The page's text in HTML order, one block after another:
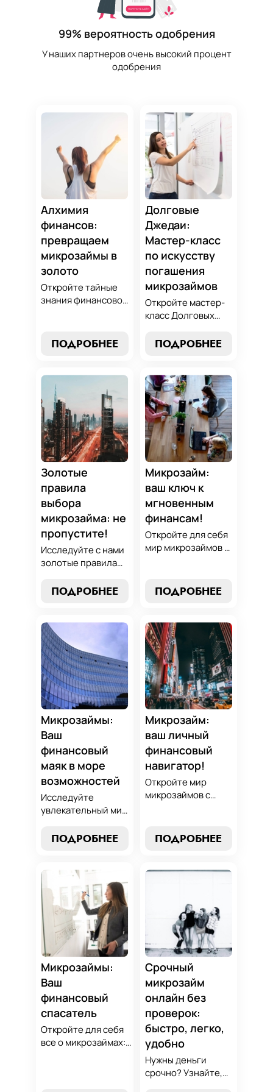
99% вероятность одобрения
У наших партнеров очень высокий процент
одобрения
Алхимия
финансов:
превращаем
микрозаймы в
золото
Откройте тайные
знания финансовой
превращать
обязательства по
золотые
возможности.
Погрузитесь в мир
умного управления
долгами с нашим
практическим
руководством.
ПОДРОБНЕЕ
Долговые
Джедаи:
Мастер-класс
по искусству
погашения
микрозаймов
Откройте мастер-
класс Долговых
погашению
финансового
равновесия.
Узнайте, как
управлять долгами
и достичь
финансовой
гармонии, следуя
нашим
проверенным
стратегиям.
ПОДРОБНЕЕ
Золотые
правила
выбора
микрозайма: не
пропустите!
Исследуйте с нами
золотые правила
и узнайте, как
вариант,
разработать
стратегию
погашения и
обеспечить свою
финансовую
безопасность. Ваш
компас в мире
микрокредитов!
ПОДРОБНЕЕ
Микрозайм:
ваш ключ к
мгновенным
финансам!
Откройте для себя
мир микрозаймов с
выбрать лучший
микрозайм,
стратегии
погашения и
обеспечить себе
финансовую
стабильность. Ваш
ключ к умным
финансам здесь!
ПОДРОБНЕЕ
Микрозаймы:
Ваш
финансовый
маяк в море
возможностей
Исследуйте
увлекательный мир
узнайте, как
вариант для ваших
нужд. Откройте
экспертные
стратегии
погашения и
сделайте
осознанный выбор,
который
поддержит вашу
финансовую
стабильность.
ПОДРОБНЕЕ
Микрозайм:
ваш личный
финансовый
навигатор!
Откройте мир
микрозаймов с
лучшие стратегии
погашения и
избежанию
финансово
грамотным с нами!
ПОДРОБНЕЕ
Микрозаймы:
Ваш
финансовый
спасатель
Откройте для себя
все о микрозаймах:
Срочный
микрозайм
онлайн без
проверок:
быстро, легко,
удобно
Нужны деньги
срочно? Узнайте,